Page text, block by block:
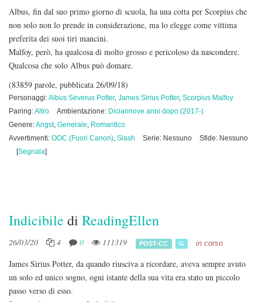
Albus, fin dal suo primo giorno di scuola, ha una cotta per Scorpius che
non solo non lo prende in considerazione, ma lo elegge come vittima
preferita dei suoi tiri mancini.
Malfoy, però, ha qualcosa di molto grosso e pericoloso da nascondere.
Qualcosa che solo Albus può domare.
(83859 parole, pubblicata 26/09/18)
Personaggi:Albus Severus Potter, James Sirius Potter, Scorpius Malfoy
Pairing:Altro Ambientazione: Diciannove anni dopo (2017-)
Genere:Angst, Generale, Romantico
Avvertimenti: OOC (Fuori Canon), Slash Serie: Nessuno
Sfide: Nessuno
[Segnala]
Indicibile di ReadingEllen
26/03/20 4 0 111319 POST-CC G in corso
James Sirius Potter, da quando riusciva a ricordare, aveva sempre avuto
un solo ed unico sogno, ogni istante della sua vita era stato un piccolo
passo verso di esso.